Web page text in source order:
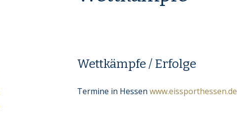
Wettkämpfe / Erfolge
Termine in Hessenwww.eissporthessen.de